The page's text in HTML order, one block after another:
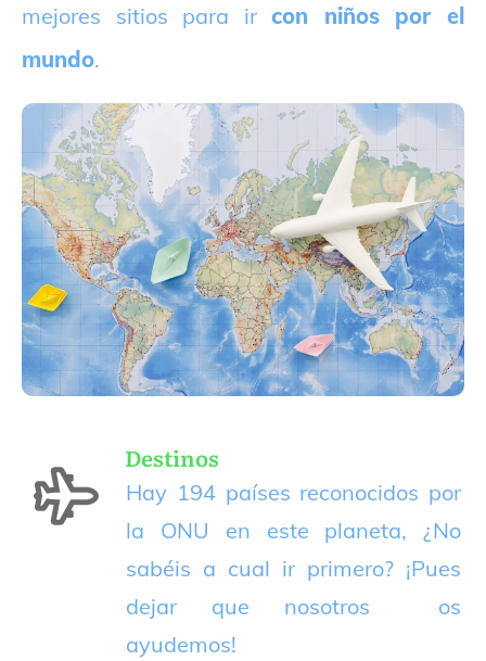
mejores sitios para ircon niños por el
mundo.
Destinos
Hay 194 países reconocidos por
la ONU en este planeta, ¿No
sabéis a cual ir primero? ¡Pues
dejar que nosotros os
ayudemos!